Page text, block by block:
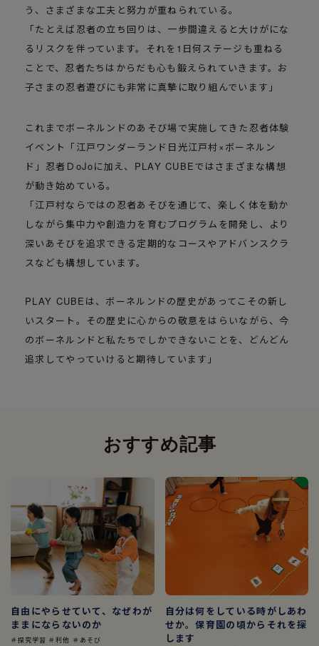
う、さまざまな工夫と努力が重ねられている。
「たとえば忍者の立ち回りは、一歩間違えると大けがにな
るリスクを伴っています。それを1日何ステージも重ねる
ことで、忍者たちはからだも心も鍛えられていきます。お
子さまの忍者遊びにも非常に真摯に取り組んでいます」
これまでボーネルンドのあそび場で実施してきた忍者体験
イベント「江戸ワンダーランド日光江戸村×ボーネルン
ド」忍者ＤoJoに加え、PLAY CUBEではさまざまな構想
が動き始めている。
「江戸村ならではの忍者あそびを通じて、楽しく体を動か
しながら集中力や創造力を育むプログラムを開発し、より
深いあそびを追求できる定期的なコースやアドバンスクラ
スなども構想しています。
PLAY CUBEは、ボーネルンドの歴史があってこその新し
いスタート。その歴史に心からの敬意をはらいながら、今
のボーネルンドと私たちでしかできないことを、どんどん
追求してやっていけると期待しています」
おすすめ記事
自由にやらせていて、なぜわが
ままにならないのか
＃探究学習 ＃利他 ＃あそび
自分は何をしている時がしあわ
せか。保育園の頃からそれを探
します